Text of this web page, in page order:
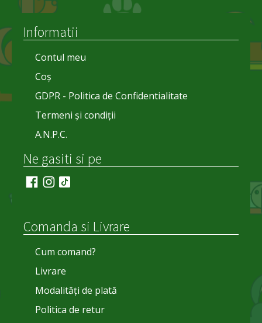
Informatii
Contul meu
Coș
GDPR - Politica de Confidentialitate
Termeni și condiții
A.N.P.C.
Ne gasiti si pe
Comanda si Livrare
Cum comand?
Livrare
Modalități de plată
Politica de retur